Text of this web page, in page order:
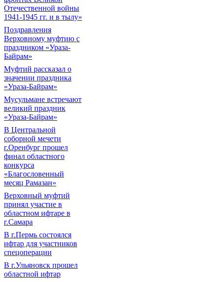
Отечественной войны
1941-1945 гг. и в тылу»
Поздравления
Верховному муфтию с
праздником «Ураза-
Байрам»
Муфтий рассказал о
значении праздника
«Ураза-Байрам»
Мусульмане встречают
великий праздник
«Ураза-Байрам»
В Центральной
соборной мечети
г.Оренбург прошел
финал областного
конкурса
«Благословенный
месяц Рамазан»
Верховный муфтий
принял участие в
областном ифтаре в
г.Самара
В г.Пермь состоялся
ифтар для участников
спецоперации
В г.Ульяновск прошел
областной ифтар